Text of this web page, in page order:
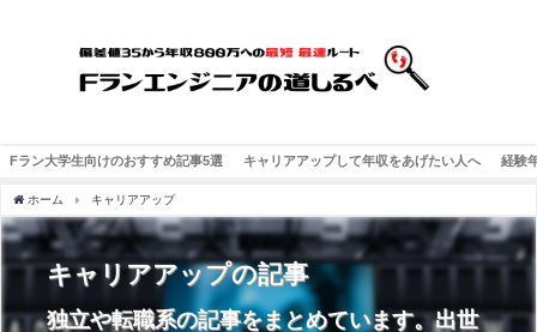
Fラン大学生向けのおすすめ記事5選 キャリアアップして年収をあげたい人へ 経験
ホーム キャリアアップ
キャリアアップの記事
独立や転職系の記事をまとめています。出世